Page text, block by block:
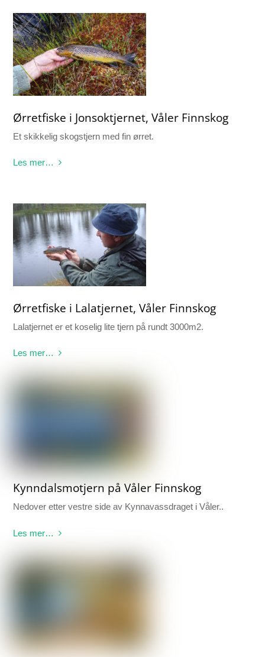
Ørretfiske i Jonsoktjernet, Våler Finnskog
Et skikkelig skogstjern med fin ørret.
Les mer…
Ørretfiske i Lalatjernet, Våler Finnskog
Lalatjernet er et koselig lite tjern på rundt 3000m2.
Les mer…
Kynndalsmotjern på Våler Finnskog
Nedover etter vestre side av Kynnavassdraget i Våler..
Les mer…